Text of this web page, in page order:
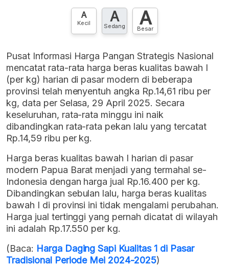
Hubungi sekarang »
A
Kecil A
Sedang A
Besar
Pusat Informasi Harga Pangan Strategis Nasional
mencatat rata-rata harga beras kualitas bawah I
(per kg) harian di pasar modern di beberapa
provinsi telah menyentuh angka Rp.14,61 ribu per
kg, data per Selasa, 29 April 2025. Secara
keseluruhan, rata-rata minggu ini naik
dibandingkan rata-rata pekan lalu yang tercatat
Rp.14,59 ribu per kg.
Harga beras kualitas bawah I harian di pasar
modern Papua Barat menjadi yang termahal se-
Indonesia dengan harga jual Rp.16.400 per kg.
Dibandingkan sebulan lalu, harga beras kualitas
bawah I di provinsi ini tidak mengalami perubahan.
Harga jual tertinggi yang pernah dicatat di wilayah
ini adalah Rp.17.550 per kg.
(Baca: Harga Daging Sapi Kualitas 1 di Pasar
Tradisional Periode Mei 2024-2025)